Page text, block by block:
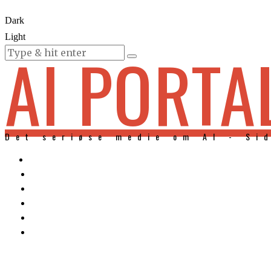
Dark
Light
KURSER
AI
Det seriøse medie om AI -